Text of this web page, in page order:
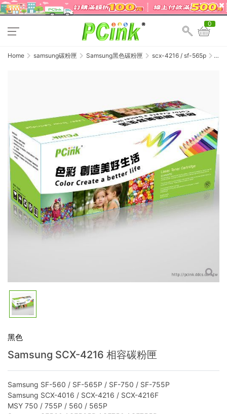
0
Home samsung碳粉匣 Samsung黑色碳粉匣
scx-4216 / sf-565p
黑色
Samsung SCX-4216 相容碳粉匣
Samsung SF-560 / SF-565P / SF-750 / SF-755P
Samsung SCX-4016 / SCX-4216 / SCX-4216F
MSY 750 / 755P / 560 / 565P